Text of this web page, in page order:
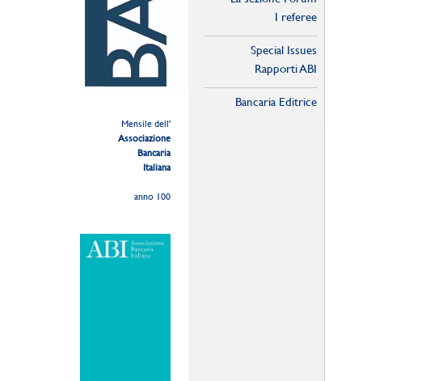
Mensile dell'
Associazione
Bancaria
Italiana
anno 100
I referee
Special Issues
Rapporti ABI
Bancaria Editrice